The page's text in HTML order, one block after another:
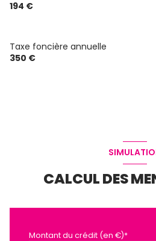
194 €
Taxe foncière annuelle
350 €
CALCUL DES
Montant du crédit (en €)*